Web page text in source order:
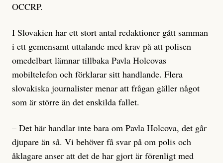
OCCRP.
I Slovakien har ett stort antal redaktioner gått samman
i ett gemensamt uttalande med krav på att polisen
omedelbart lämnar tillbaka Pavla Holcovas
mobiltelefon och förklarar sitt handlande. Flera
slovakiska journalister menar att frågan gäller något
som är större än det enskilda fallet.
– Det här handlar inte bara om Pavla Holcova, det går
djupare än så. Vi behöver få svar på om polis och
åklagare anser att det de har gjort är förenligt med